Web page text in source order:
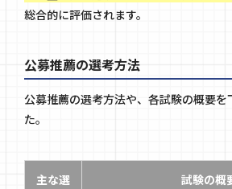
総合的に評価されます。
公募推薦の選考方法
公募推薦の選考方法や、各試験の概要を
た。
主な選
試験の概